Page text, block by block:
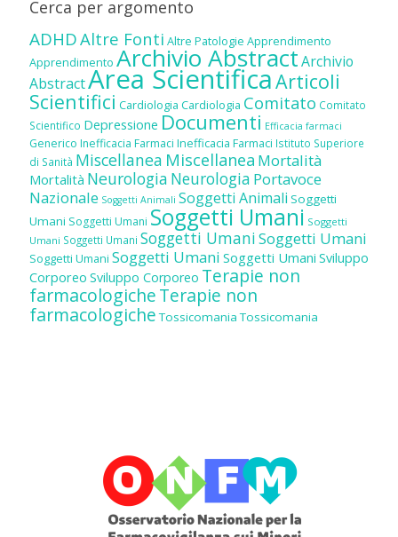
Cerca per argomento
ADHDAltre Fonti Altre Patologie Apprendimento
Apprendimento Archivio AbstractArchivio
AbstractArea ScientificaArticoli
Scientifici Cardiologia Cardiologia Comitato Comitato
Scientifico Depressione Documenti Efficacia farmaci
Generico Inefficacia Farmaci Inefficacia Farmaci Istituto Superiore
di Sanità Miscellanea Miscellanea Mortalità
Mortalità Neurologia Neurologia Portavoce
Nazionale Soggetti Animali Soggetti Animali Soggetti
Umani Soggetti Umani Soggetti Umani Soggetti
Umani Soggetti Umani Soggetti UmaniSoggetti Umani
Soggetti Umani Soggetti Umani Soggetti Umani Sviluppo
Corporeo Sviluppo Corporeo Terapie non
farmacologicheTerapie non
farmacologiche Tossicomania Tossicomania